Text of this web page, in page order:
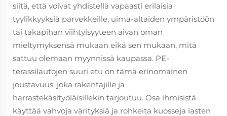
siitä, että voivat yhdistellä vapaasti erilaisia
tyylikkyyksiä parvekkeille, uima-altaiden ympäristöön
tai takapihan viihtyisyyteen aivan oman
mieltymyksensä mukaan eikä sen mukaan, mitä
sattuu olemaan myynnissä kaupassa. PE-
terassilautojen suuri etu on tämä erinomainen
joustavuus, joka rakentajille ja
harrastekäsityöläisillekin tarjoutuu. Osa ihmisistä
käyttää vahvoja värityksiä ja rohkeita kuosseja lasten